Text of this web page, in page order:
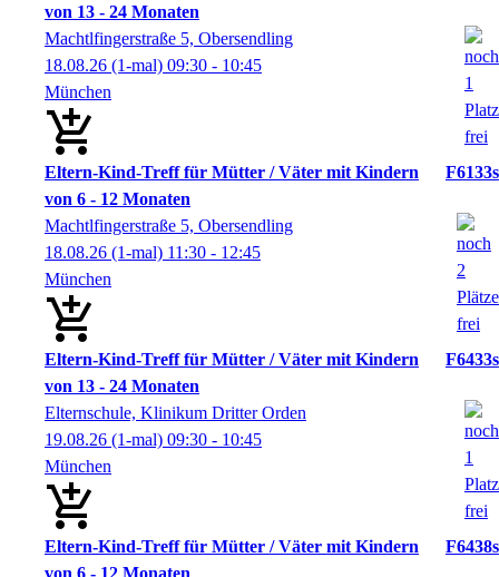
von 13 - 24 Monaten
Machtlfingerstraße 5, Obersendling
18.08.26 (1-mal) 09:30 - 10:45
München
Eltern-Kind-Treff für Mütter / Väter mit Kindern
von 6 - 12 Monaten
F6133s
Machtlfingerstraße 5, Obersendling
18.08.26 (1-mal) 11:30 - 12:45
München
Eltern-Kind-Treff für Mütter / Väter mit Kindern
von 13 - 24 Monaten
F6433s
Elternschule, Klinikum Dritter Orden
19.08.26 (1-mal) 09:30 - 10:45
München
Eltern-Kind-Treff für Mütter / Väter mit Kindern
von 6 - 12 Monaten
F6438s